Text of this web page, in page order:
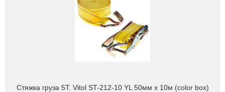
Стяжка груза 5Т. Vitol ST-212-10 YL 50мм х 10м (color box)